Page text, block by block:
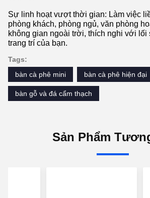
Sự linh hoạt vượt thời gian: Làm việc
phòng khách, phòng ngủ, văn phòng
không gian ngoài trời, thích nghi với lối
trang trí của bạn.
Tags:
bàn cà phê mini
bàn cà phê hiện đại
bàn gỗ và đá cẩm thạch
Sản Phẩm